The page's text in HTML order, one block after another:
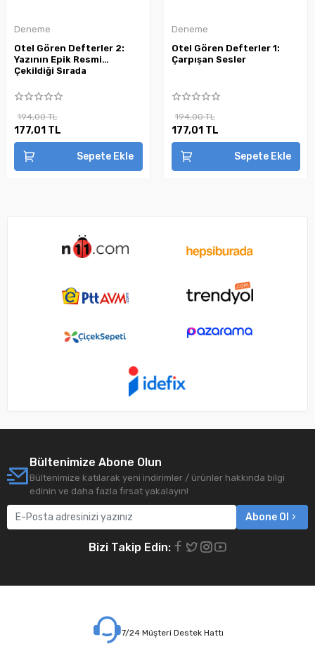
Deneme
Otel Gören Defterler 2:
Yazının Epik Resmi
Çekildiği Sırada
194,00 TL
177,01 TL
Sepete Ekle
Deneme
Otel Gören Defterler 1:
Çarpışan Sesler
194,00 TL
177,01 TL
Sepete Ekle
Bültenimize Abone Olun
Bültenimize katılarak yeni indirimler / ürünler hakkında bilgi
edinin ve daha fazla fırsat yakalayın!
Abone Ol
Bizi Takip Edin:
7/24 Müşteri Destek Hattı